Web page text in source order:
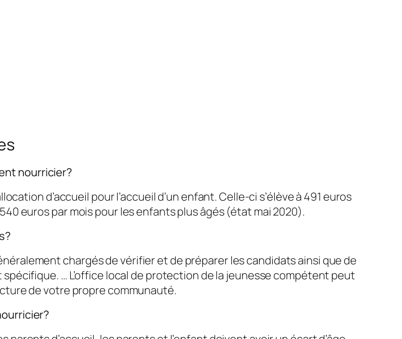
nourricier?
d’accueil pour l’accueil d’un enfant. Celle-ci s’élève à 491 euros
euros par mois pour les enfants plus âgés (état mai 2020).
chargés de vérifier et de préparer les candidats ainsi que de
… L’office local de protection de la jeunesse compétent peut
de votre propre communauté.